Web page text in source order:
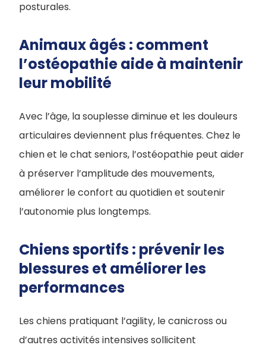
posturales.
Animaux âgés : comment
l’ostéopathie aide à maintenir
leur mobilité
Avec l’âge, la souplesse diminue et les douleurs
articulaires deviennent plus fréquentes. Chez le
chien et le chat seniors, l’ostéopathie peut aider
à préserver l’amplitude des mouvements,
améliorer le confort au quotidien et soutenir
l’autonomie plus longtemps.
Chiens sportifs : prévenir les
blessures et améliorer les
performances
Les chiens pratiquant l’agility, le canicross ou
d’autres activités intensives sollicitent